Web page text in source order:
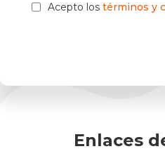
Acepto los términos y
Enlaces